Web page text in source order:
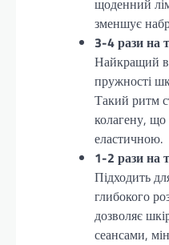
щоденний
зменшує
3-4 рази на
Найкращий
пружності
Такий ритм
колагену,
еластичною.
1-2 рази на
Підходить
глибокого
дозволяє
сеансами,